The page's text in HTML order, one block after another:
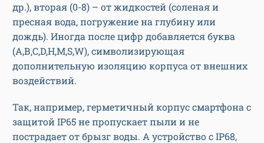
др.), вторая (0-8) – от жидкостей (соленая и
пресная вода, погружение на глубину или
дождь). Иногда после цифр добавляется буква
(А,В,С,D,H,M,S,W), символизирующая
дополнительную изоляцию корпуса от внешних
воздействий.
Так, например, герметичный корпус смартфона с
защитой IP65 не пропускает пыли и не
пострадает от брызг воды. А устройство с IP68,